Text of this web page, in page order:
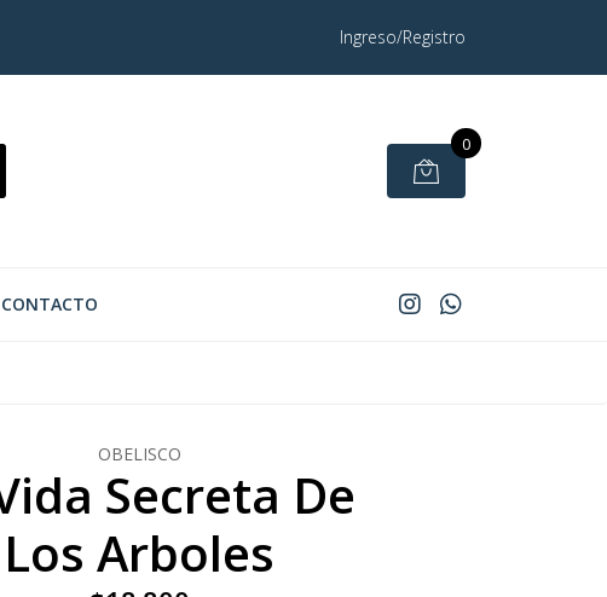
Ingreso/Registro
0
CONTACTO
OBELISCO
Secreta De
Los Arboles